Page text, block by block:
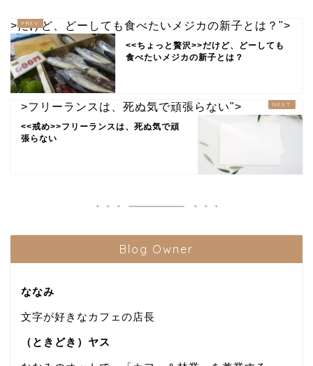
>だけど、どーしても食べたいメジカの新子とは？">
<<ちょっと贅沢>>だけど、どーしても
食べたいメジカの新子とは？
>フリーランスは、死ぬ気で頑張らない">
<<戒め>>フリーランスは、死ぬ気で頑
張らない
Blog Owner
ななみ
文字が好きなカフェの店長
（ときどき）ヤス